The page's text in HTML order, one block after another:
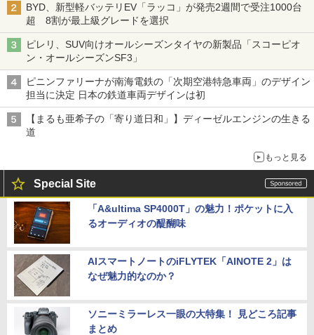
BYD、新型軽バッテリEV「ラッコ」が発売2週間で受注1000台
超 8割が最上級グレードを選択
ピレリ、SUV向けオールシーズンタイヤの新製品「スコーピオ
ン・オールシーズンSF3」
ピニンファリーナが南海電鉄の「次期空港特急車両」のデザイン
担当に決定 日本の鉄道車両デザインは初
【まるも亜希子の「寄り道日和」】ディーゼルエンジンの生きる
道
もっと見る
Special Site
「A&ultima SP4000T」の魅力！ポケットに入
るオーディオの醍醐味
AIスマートノートのiFLYTEK「AINOTE 2」は
なぜ魅力的なのか？
ソニーミラーレス一眼の大特集！ 見どころ記事
まとめ